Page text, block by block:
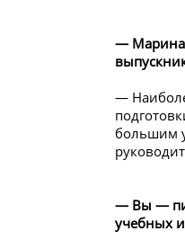
— Марина
—
большим
— Вы —
учебных